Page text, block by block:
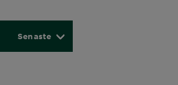
Senaste